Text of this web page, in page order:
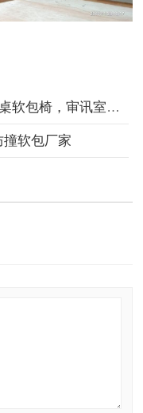
上一篇：谈话室防撞软包+谈话室桌软包椅，审讯室桌谈话室软包厂家
软包厂家